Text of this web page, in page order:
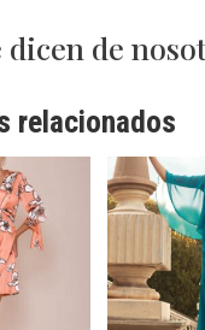
dicen de
relacionados